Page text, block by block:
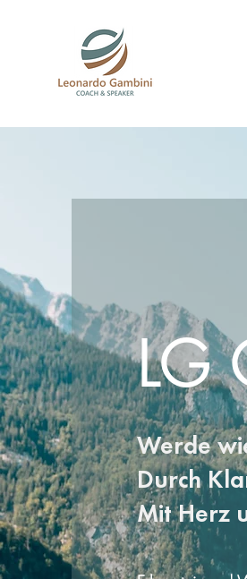
LG
Werde
Durch
Mit Herz